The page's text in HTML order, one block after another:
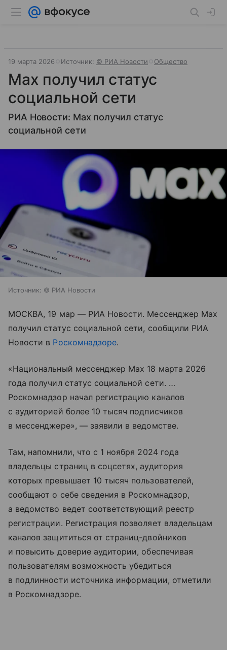
19 марта 2026 Источник: © РИА Новости Общество
Max получил статус
социальной сети
РИА Новости: Max получил статус
социальной сети
Источник: © РИА Новости
МОСКВА, 19 мар — РИА Новости. Мессенджер Max
получил статус социальной сети, сообщили РИА
Новости в Роскомнадзоре.
«Национальный мессенджер Max 18 марта 2026
года получил статус социальной сети. …
Роскомнадзор начал регистрацию каналов
с аудиторией более 10 тысяч подписчиков
в мессенджере», — заявили в ведомстве.
Там, напомнили, что с 1 ноября 2024 года
владельцы страниц в соцсетях, аудитория
которых превышает 10 тысяч пользователей,
сообщают о себе сведения в Роскомнадзор,
а ведомство ведет соответствующий реестр
регистрации. Регистрация позволяет владельцам
каналов защититься от страниц-двойников
и повысить доверие аудитории, обеспечивая
пользователям возможность убедиться
в подлинности источника информации, отметили
в Роскомнадзоре.